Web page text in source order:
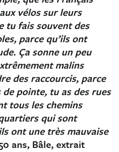
vélos sur leurs
tu fais souvent des
parce qu’ils ont
Ça sonne un peu
malins
des raccourcis, parce
pointe, tu as des rues
tous les chemins
qui sont
ont une très mauvaise
ans, Bâle, extrait